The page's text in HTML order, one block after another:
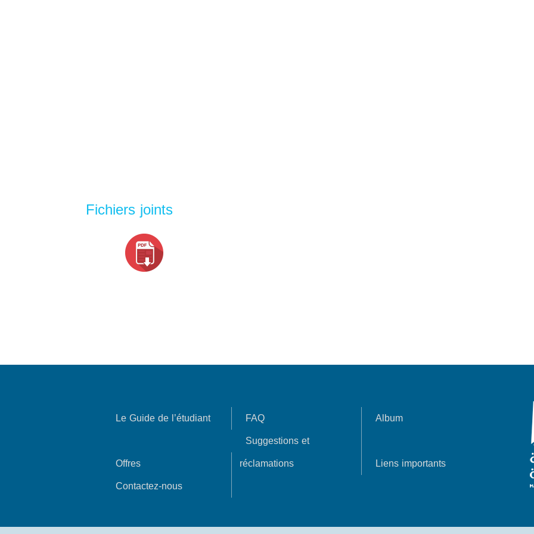
Fichiers joints
Le Guide de l’étudiant FAQ Album
Offres
Suggestions et
réclamations
Liens importants
Contactez-nous